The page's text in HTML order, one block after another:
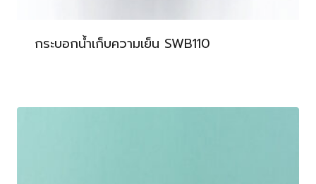
กระบอกน้ำเก็บความเย็น SWB110